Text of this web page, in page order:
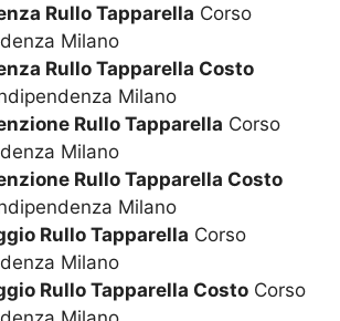
Rullo Tapparella Corso
Milano
Rullo Tapparella Costo
Milano
Rullo Tapparella Corso
Milano
Rullo Tapparella Costo
Milano
Rullo Tapparella Corso
Milano
Rullo Tapparella Costo Corso